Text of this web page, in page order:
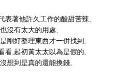
表著他許久工作的酸甜苦辣,
沒有太大的用處,
剛好整理東西才一併找到,
看,起初黃太太以為是假的,
想到是真的還能換錢,